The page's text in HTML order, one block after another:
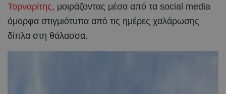
Τορναρίτης, μοιράζοντας μέσα από τα social media
όμορφα στιγμιότυπα από τις ημέρες χαλάρωσης
δίπλα στη θάλασσα.